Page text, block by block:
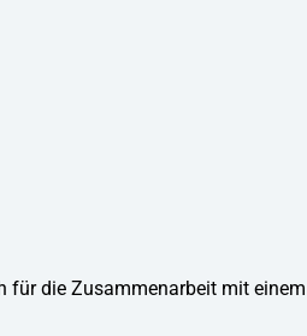
für die Zusammenarbeit mit einem